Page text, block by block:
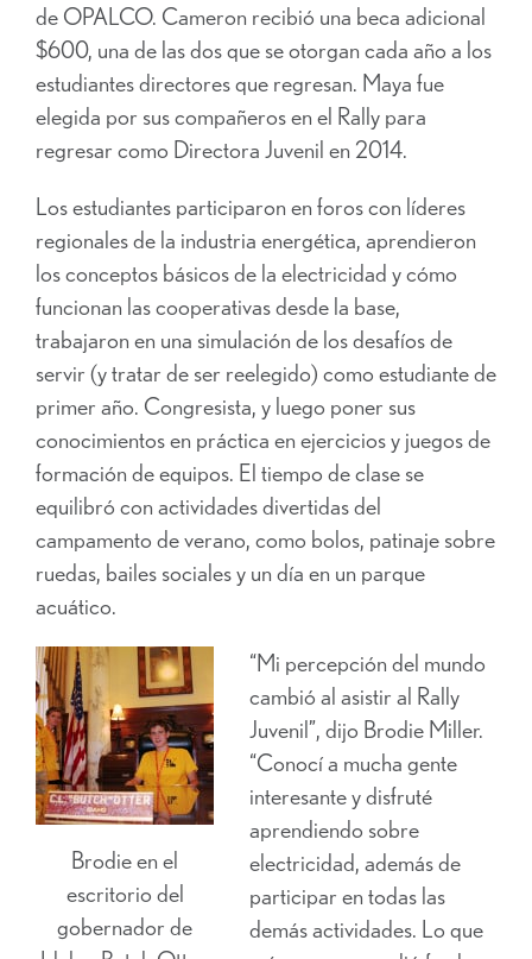
de OPALCO. Cameron recibió una beca adicional
$600, una de las dos que se otorgan cada año a los
estudiantes directores que regresan. Maya fue
elegida por sus compañeros en el Rally para
regresar como Directora Juvenil en 2014.
Los estudiantes participaron en foros con líderes
regionales de la industria energética, aprendieron
los conceptos básicos de la electricidad y cómo
funcionan las cooperativas desde la base,
trabajaron en una simulación de los desafíos de
servir (y tratar de ser reelegido) como estudiante de
primer año. Congresista, y luego poner sus
conocimientos en práctica en ejercicios y juegos de
formación de equipos. El tiempo de clase se
equilibró con actividades divertidas del
campamento de verano, como bolos, patinaje sobre
ruedas, bailes sociales y un día en un parque
acuático.
Brodie en el
escritorio del
gobernador de
“Mi percepción del mundo
cambió al asistir al Rally
Juvenil”, dijo Brodie Miller.
“Conocí a mucha gente
interesante y disfruté
aprendiendo sobre
electricidad, además de
participar en todas las
demás actividades. Lo que